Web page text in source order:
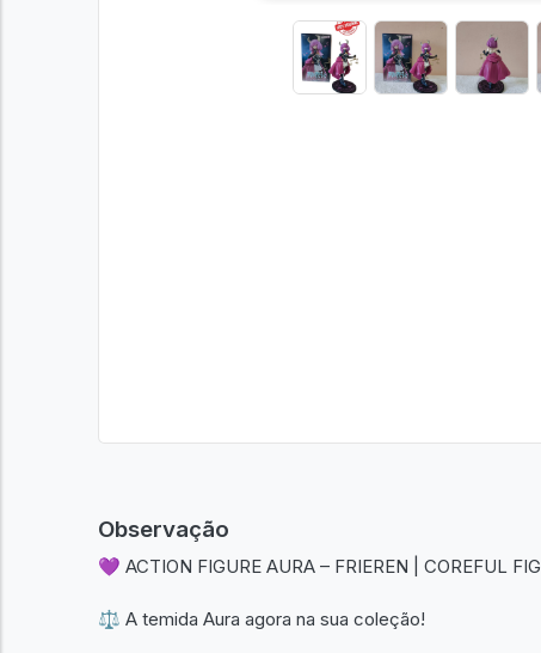
Observação
💜 ACTION FIGURE AURA – FRIEREN | COREFUL
⚖️ A temida Aura agora na sua coleção!